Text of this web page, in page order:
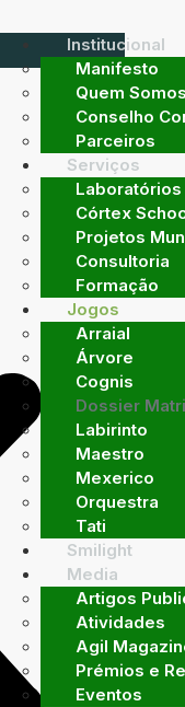
Institucional
Manifesto
Quem
Conselho
Parceiros
Serviços
Laboratórios
Córtex
Projetos
Consultoria
Formação
Jogos
Arraial
Árvore
Cognis
Dossier
Labirinto
Maestro
Mexerico
Orquestra
Tati
Smilight
Media
Artigos
Atividades
Agil
Prémios e
Eventos